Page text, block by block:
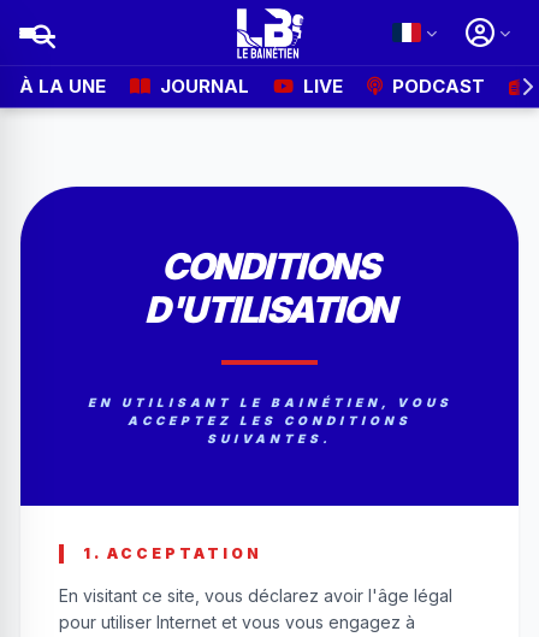
À LA UNE JOURNAL LIVE PODCAST
CONDITIONS
D'UTILISATION
EN UTILISANT LE BAINÉTIEN, VOUS
ACCEPTEZ LES CONDITIONS
SUIVANTES.
1. ACCEPTATION
En visitant ce site, vous déclarez avoir l'âge légal
pour utiliser Internet et vous vous engagez à